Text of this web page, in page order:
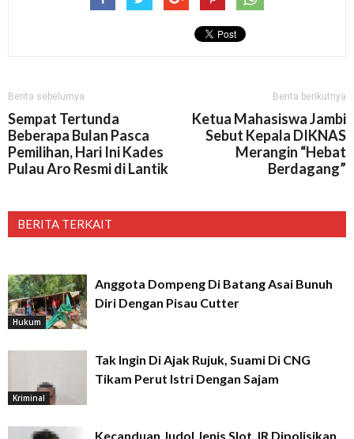
Berita sebelumya
Sempat Tertunda
Beberapa Bulan Pasca
Pemilihan, Hari Ini Kades
Pulau Aro Resmi di Lantik
Berita berikutnya
Ketua Mahasiswa Jambi
Sebut Kepala DIKNAS
Merangin “Hebat
Berdagang”
BERITA TERKAIT
Hukum
Anggota Dompeng Di Batang Asai Bunuh
Diri Dengan Pisau Cutter
Kriminal
Tak Ingin Di Ajak Rujuk, Suami Di CNG
Tikam Perut Istri Dengan Sajam
Kecanduan Judol Jenis Slot, IR Dipolisikan